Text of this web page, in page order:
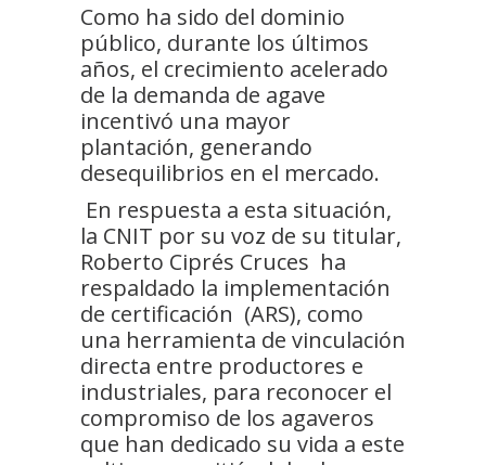
Como ha sido del dominio
público, durante los últimos
años, el crecimiento acelerado
de la demanda de agave
incentivó una mayor
plantación, generando
desequilibrios en el mercado.
En respuesta a esta situación,
la CNIT por su voz de su titular,
Roberto Ciprés Cruces ha
respaldado la implementación
de certificación (ARS), como
una herramienta de vinculación
directa entre productores e
industriales, para reconocer el
compromiso de los agaveros
que han dedicado su vida a este